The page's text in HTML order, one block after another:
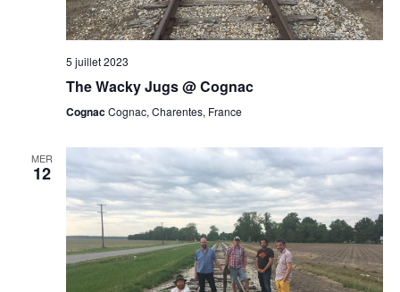
5 juillet 2023
The Wacky Jugs @ Cognac
CognacCognac, Charentes, France
MER
12